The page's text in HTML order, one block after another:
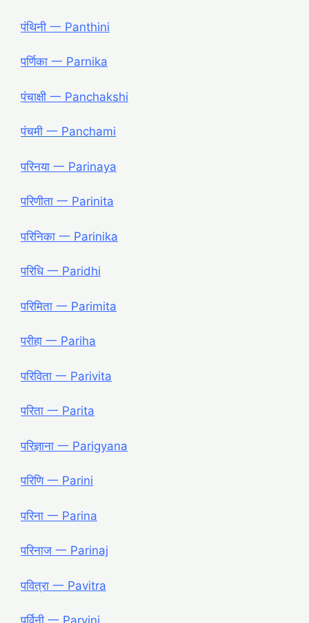
पंथिनी 一 Panthini
पर्णिका 一 Parnika
पंचाक्षी 一 Panchakshi
पंचमी 一 Panchami
परिनया 一 Parinaya
परिणीता 一 Parinita
परिनिका 一 Parinika
परिधि 一 Paridhi
परिमिता 一 Parimita
परीहा 一 Pariha
परिविता 一 Parivita
परिता 一 Parita
परिज्ञाना 一 Parigyana
परिणि 一 Parini
परिना 一 Parina
परिनाज 一 Parinaj
पवित्रा 一 Pavitra